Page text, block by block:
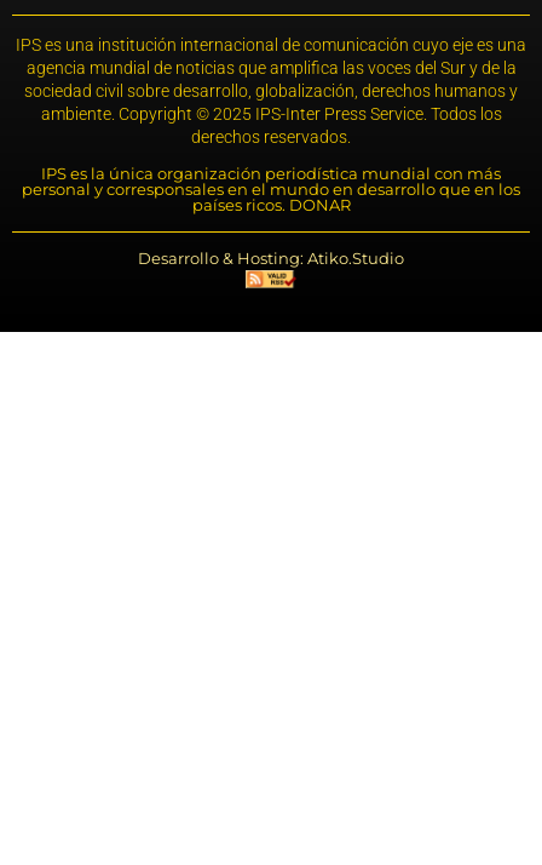
IPS es una institución internacional de comunicación cuyo eje es una
agencia mundial de noticias que amplifica las voces del Sur y de la
sociedad civil sobre desarrollo, globalización, derechos humanos y
ambiente. Copyright © 2025 IPS-Inter Press Service. Todos los
derechos reservados.
IPS es la única organización periodística mundial con más
personal y corresponsales en el mundo en desarrollo que en los
países ricos. DONAR
Desarrollo & Hosting: Atiko.Studio